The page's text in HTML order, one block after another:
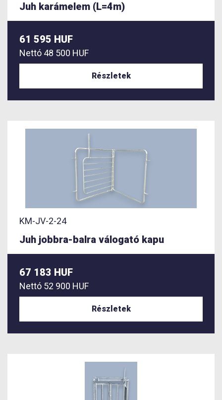
Juh karámelem (L=4m)
61 595 HUF
Nettó 48 500 HUF
Részletek
KM-JV-2-24
Juh jobbra-balra válogató kapu
67 183 HUF
Nettó 52 900 HUF
Részletek